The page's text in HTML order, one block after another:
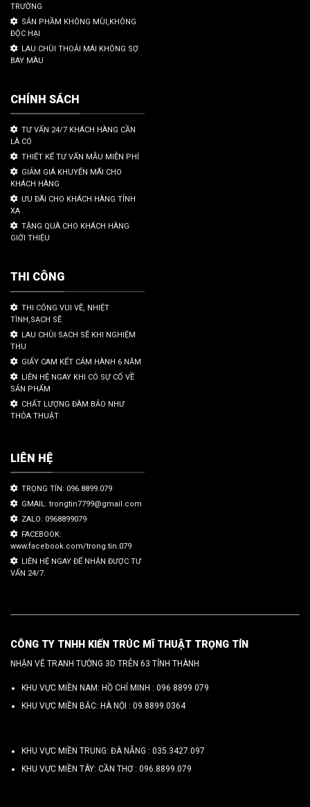
TRƯỜNG
SẢN PHẦM KHÔNG MÙI,KHÔNG
ĐỘC HẠI
LAU CHÙI THOẢI MÁI KHÔNG SỢ
BAY MÀU
CHÍNH SÁCH
TƯ VẤN 24/7 KHÁCH HÀNG CẦN
LÀ CÓ
THIẾT KẾ TƯ VẤN MẪU MIỄN PHÍ
GIẢM GIÁ KHUYẾN MÃI CHO
KHÁCH HÀNG
ƯU ĐÃI CHO KHÁCH HÀNG TỈNH
XA
TẶNG QUÀ CHO KHÁCH HÀNG
GIỚI THIỆU
THI CÔNG
THI CÔNG VUI VẼ, NHIỆT
TÌNH,SẠCH SẼ
LAU CHÙI SẠCH SẼ KHI NGHIỆM
THU
GIẤY CAM KẾT CẢM HÀNH 6 NĂM
LIÊN HỆ NGAY KHI CÓ SỰ CỐ VỀ
SẢN PHẨM
CHẤT LƯỢNG ĐÀM BẢO NHƯ
THỎA THUẬT
LIÊN HỆ
TRỌNG TÍN: 096.8899.079
GMAIL: trongtin7799@gmail.com
ZALO: 0968899079
FACEBOOK:
www.facebook.com/trong.tin.079
LIÊN HỆ NGAY ĐỂ NHẬN ĐƯỢC TƯ
VẤN 24/7.
CÔNG TY TNHH KIẾN TRÚC MĨ THUẬT TRỌNG TÍN
NHẬN VẼ TRANH TƯỜNG 3D TRÊN 63 TỈNH THÀNH
KHU VỰC MIỀN NAM: HỒ CHÍ MINH : 096 8899 079
KHU VỰC MIỀN BẮC: HÀ NỘI : 09.8899.0364
KHU VỰC MIỀN TRUNG: ĐÀ NẴNG : 035.3427.097
KHU VỰC MIỀN TÂY: CẦN THƠ : 096.8899.079